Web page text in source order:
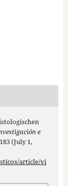
e
(July 1,
article/vi